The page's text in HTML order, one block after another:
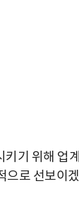
키기 위해 업
으로 선보이